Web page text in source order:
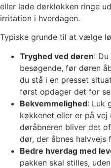
eller lade dørklokken ringe
irritation i hverdagen.
Typiske grunde til at vælge
Tryghed ved døren:
besøgende, før døren
du stå i en presset
først opdager det for
Bekvemmelighed: Luk
køkkenet eller er på vej
døråbneren bliver det
dør, der åbnes halvvejs
Bedre hverdag med
pakken skal stilles,